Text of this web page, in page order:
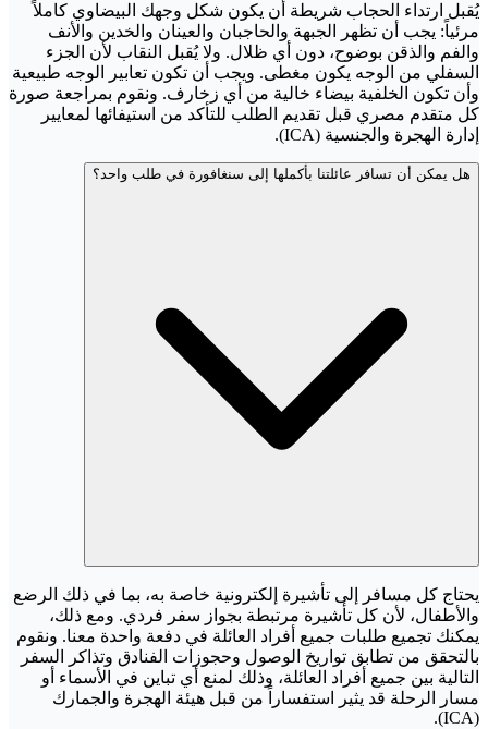
يُقبل ارتداء الحجاب شريطة أن يكون شكل وجهك البيضاوي كاملاً
مرئياً: يجب أن تظهر الجبهة والحاجبان والعينان والخدين والأنف
والفم والذقن بوضوح، دون أي ظلال. ولا يُقبل النقاب لأن الجزء
السفلي من الوجه يكون مغطى. ويجب أن تكون تعابير الوجه طبيعية
وأن تكون الخلفية بيضاء خالية من أي زخارف. ونقوم بمراجعة صورة
كل متقدم مصري قبل تقديم الطلب للتأكد من استيفائها لمعايير
إدارة الهجرة والجنسية (ICA).
هل يمكن أن تسافر عائلتنا بأكملها إلى سنغافورة في طلب واحد؟
يحتاج كل مسافر إلى تأشيرة إلكترونية خاصة به، بما في ذلك الرضع
والأطفال، لأن كل تأشيرة مرتبطة بجواز سفر فردي. ومع ذلك،
يمكنك تجميع طلبات جميع أفراد العائلة في دفعة واحدة معنا. ونقوم
بالتحقق من تطابق تواريخ الوصول وحجوزات الفنادق وتذاكر السفر
التالية بين جميع أفراد العائلة، وذلك لمنع أي تباين في الأسماء أو
مسار الرحلة قد يثير استفساراً من قبل هيئة الهجرة والجمارك
(ICA).